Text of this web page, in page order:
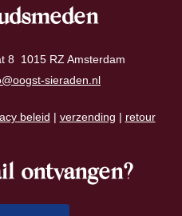
8 1015 RZ Amsterdam
sieraden.nl
beleid | verzending | retour
ontvangen?